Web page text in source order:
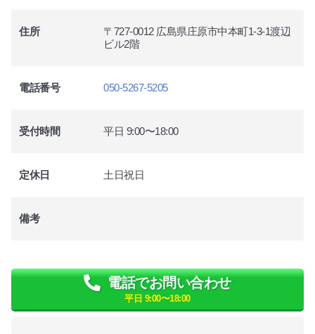
住所
〒727-0012 広島県庄原市中本町1-3-1渡辺
ビル2階
電話番号 050-5267-5205
受付時間 平日 9:00〜18:00
定休日 土日祝日
備考
電話でお問い合わせ
平日 9:00〜18:00